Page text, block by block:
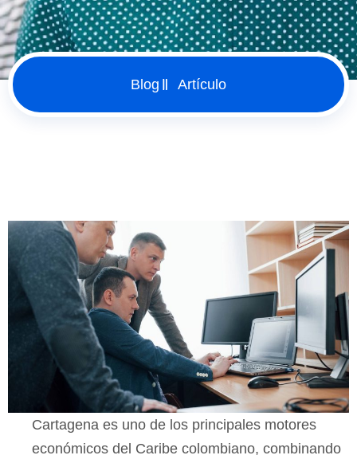
Blog Artículo
Cartagena es uno de los principales motores
económicos del Caribe colombiano, combinando